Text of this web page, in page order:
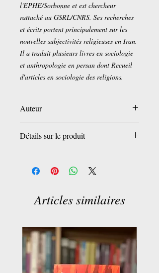
l'EPHE/Sorbonne et est chercheur
rattaché au GSRL/CNRS. Ses recherches
et écrits portent principalement sur les
nouvelles subjectivités religieuses en Iran.
Il a traduit plusieurs livres en sociologie
et anthropologie en persan dont Recueil
d'articles en sociologie des religions.
Auteur
Détails sur le produit
Editeur :
Editions L'Harmattan (1 février
2016)
Langue :Français
Dimensions du produit:
cm
Articles similaires